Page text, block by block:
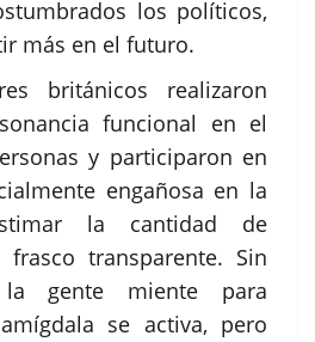
los políticos,
más en el futuro.
británicos realizaron
funcional en el
y participaron en
engañosa en la
la cantidad de
transparente. Sin
gente miente para
se activa, pero